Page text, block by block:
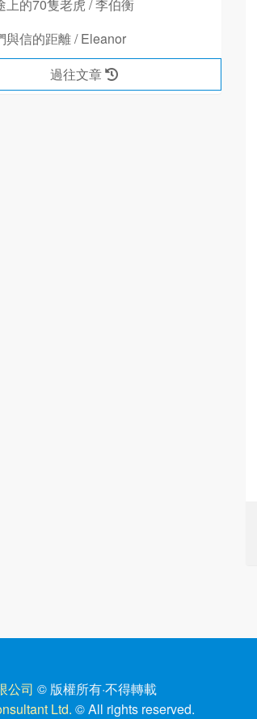
上的70隻老虎 / 李伯衡
與信的距離 / Eleanor
過往文章
公司 © 版權所有·不得轉載
Ltd. © All rights reserved.